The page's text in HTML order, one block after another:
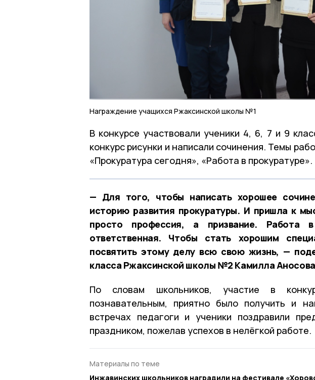
Награждение учащихся Ржаксинской школы №1
В конкурсе участвовали ученики 4, 6, 7 и 9
конкурс рисунки и написали сочинения. Темы
«Прокуратура сегодня», «Работа в прокуратуре».
— Для того, чтобы написать хорошее
историю развития прокуратуры. И пришла к
просто профессия, а призвание. Работа
ответственная. Чтобы стать хорошим
посвятить этому делу всю свою жизнь, —
класса Ржаксинской школы №2 Камилла
По словам школьников, участие в
познавательным, приятно было получить и
встречах педагоги и ученики поздравили
праздником, пожелав успехов в нелёгкой работе.
Материалы по теме
Инжавинских школьников наградили на фестивале